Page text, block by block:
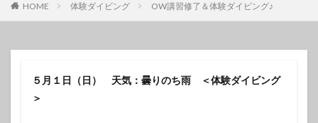
HOME 体験ダイビング OW講習修了＆体験ダイビング♪
５月１日（日） 天気：曇りのち雨 ＜体験ダイビング
＞